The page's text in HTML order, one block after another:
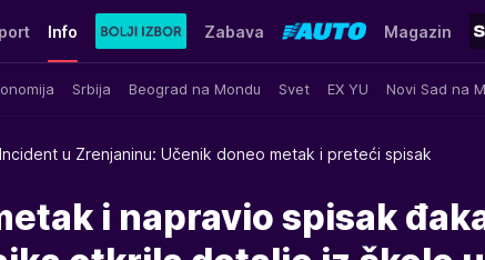
Info
Srbija Beograd na Mondu Svet EX YU Novi Sad na
Zabava Magazin
Incident u Zrenjaninu: Učenik doneo metak i preteći spisak
i napravio spisak